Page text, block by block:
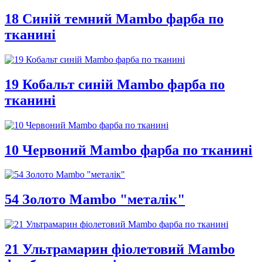
18 Синій темний Mambo фарба по
тканині
19 Кобальт синій Mambo фарба по
тканині
10 Червоний Mambo фарба по тканині
54 Золото Mambo "металік"
21 Ультрамарин фіолетовий Mambo